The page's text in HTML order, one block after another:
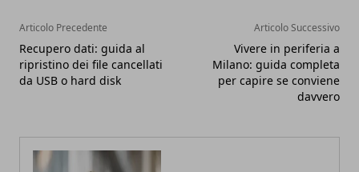
Articolo Precedente
Recupero dati: guida al
ripristino dei file cancellati
da USB o hard disk
Articolo Successivo
Vivere in periferia a
Milano: guida completa
per capire se conviene
davvero